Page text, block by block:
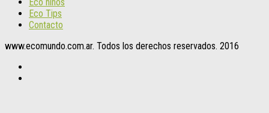
Eco Tips
Contacto
www.ecomundo.com.ar. Todos los derechos reservados. 2016